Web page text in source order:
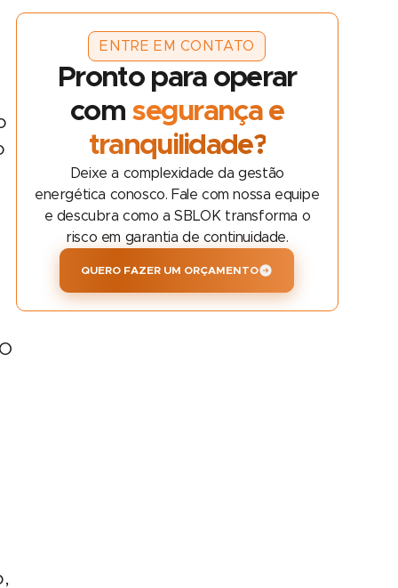
ENTRE EM CONTATO
Pronto para operar
com segurança e
tranquilidade?
Deixe a complexidade da gestão
energética conosco. Fale com nossa equipe
e descubra como a SBLOK transforma o
risco em garantia de continuidade.
QUERO FAZER UM ORÇAMENTO